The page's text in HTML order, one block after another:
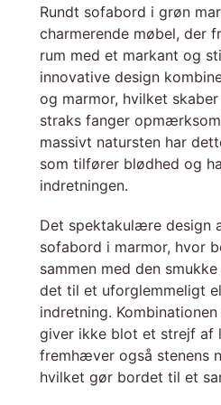
Rundt sofabord i grøn
charmerende møbel, der
rum med et markant og
innovative design
og marmor, hvilket
straks fanger
massivt natursten har
som tilfører blødhed og
indretningen.
Det spektakulære design
sofabord i marmor, hvor
sammen med den
det til et uforglemmeligt
indretning.
giver ikke blot et strejf af
fremhæver også stenens
hvilket gør bordet til et